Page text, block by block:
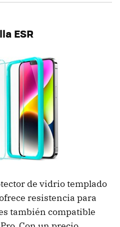
ESR
de vidrio templado
resistencia para
también compatible